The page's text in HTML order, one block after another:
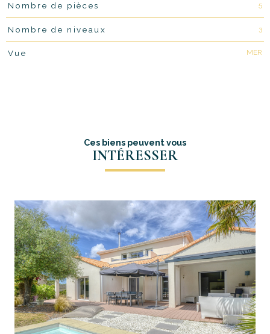
Nombre de pièces 5
Nombre de niveaux 3
Vue MER
Ces biens peuvent vous
INTÉRESSER
voir le bien